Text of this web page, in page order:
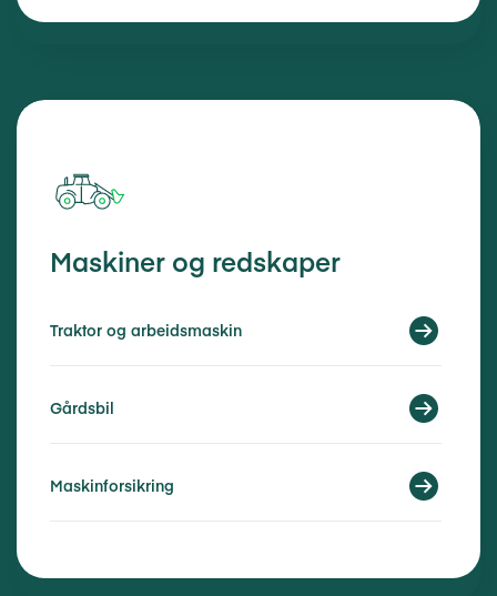
Maskiner og redskaper
Traktor og arbeidsmaskin
Gårdsbil
Maskinforsikring